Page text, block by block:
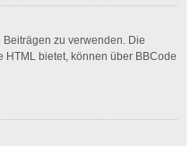
zu verwenden. Die
bietet, können über BBCode